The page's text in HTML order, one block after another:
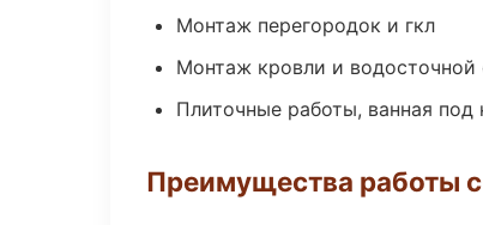
Монтаж перегородок и гкл
Монтаж кровли и водосточной
Плиточные работы, ванная под
Преимущества работы